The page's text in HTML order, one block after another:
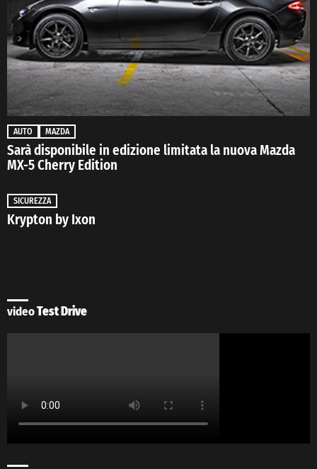
AUTO MAZDA
Sarà disponibile in edizione limitata la nuova Mazda
MX-5 Cherry Edition
SICUREZZA
Krypton by Ixon
videoTest Drive